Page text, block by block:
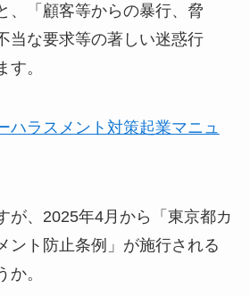
、「顧客等からの暴行、脅
当な要求等の著しい迷惑行
。
ハラスメント対策起業マニュ
が、2025年4月から「東京都カ
ント防止条例」が施行される
。